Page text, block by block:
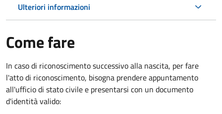
Ulteriori informazioni
Come fare
In caso di riconoscimento successivo alla nascita, per fare
l'atto di riconoscimento, bisogna prendere appuntamento
all'ufficio di stato civile e presentarsi con un documento
d'identità valido: